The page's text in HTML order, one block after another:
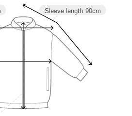
Sleeve length 90cm